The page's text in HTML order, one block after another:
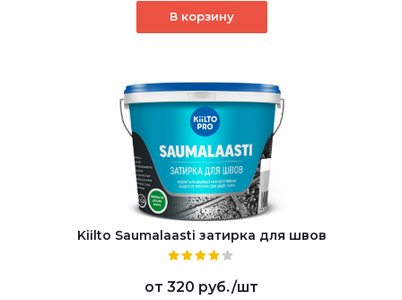
В корзину
Kiilto Saumalaasti затирка для швов
от 320 руб./шт